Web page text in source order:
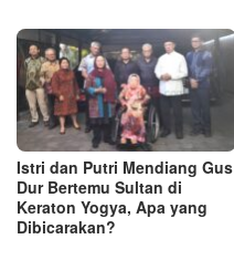
Istri dan Putri Mendiang Gus
Dur Bertemu Sultan di
Keraton Yogya, Apa yang
Dibicarakan?